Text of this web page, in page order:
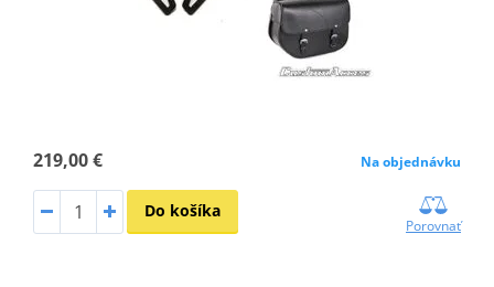
219,00 € Na objednávku
Do košíka
Porovnať